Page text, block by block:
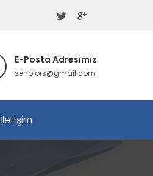
E-Posta Adresimiz
senolors@gmail.com
İletişim